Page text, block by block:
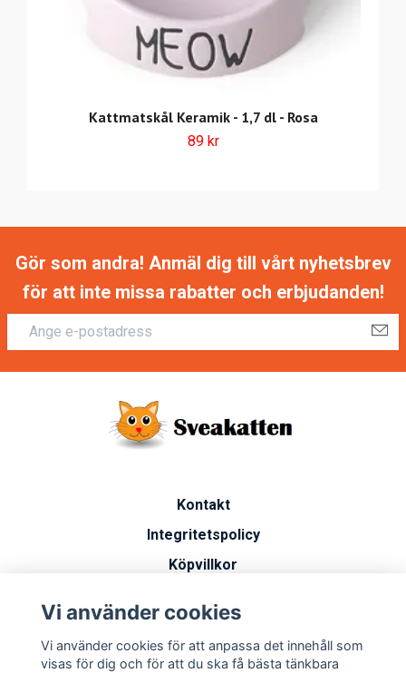
Kattmatskål Keramik - 1,7 dl - Rosa
89 kr
Gör som andra! Anmäl dig till vårt nyhetsbrev
för att inte missa rabatter och erbjudanden!
Kontakt
Integritetspolicy
Köpvillkor
Vanliga frågor
Miljöarbete
Vi använder cookies
Vi använder cookies för att anpassa det innehåll som
visas för dig och för att du ska få bästa tänkbara